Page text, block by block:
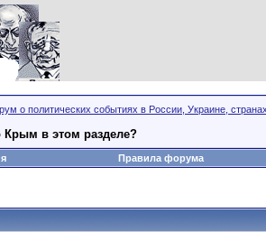
о политических событиях в России, Украине,
Крым в этом разделе?
Правила форума